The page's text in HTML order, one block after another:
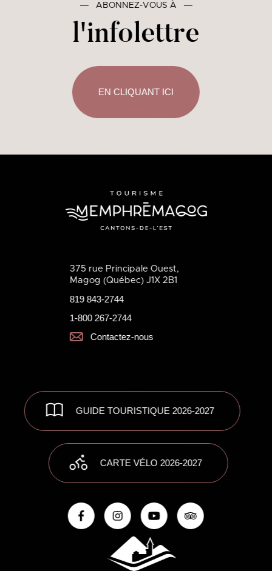
― ABONNEZ-VOUS À ―
l'infolettre
EN CLIQUANT ICI
375 rue Principale Ouest,
Magog (Québec) J1X 2B1
819 843-2744
1-800 267-2744
Contactez-nous
GUIDE TOURISTIQUE 2026-2027
CARTE VÉLO 2026-2027